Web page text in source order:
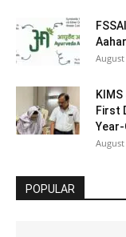
August
First
August
POPULAR